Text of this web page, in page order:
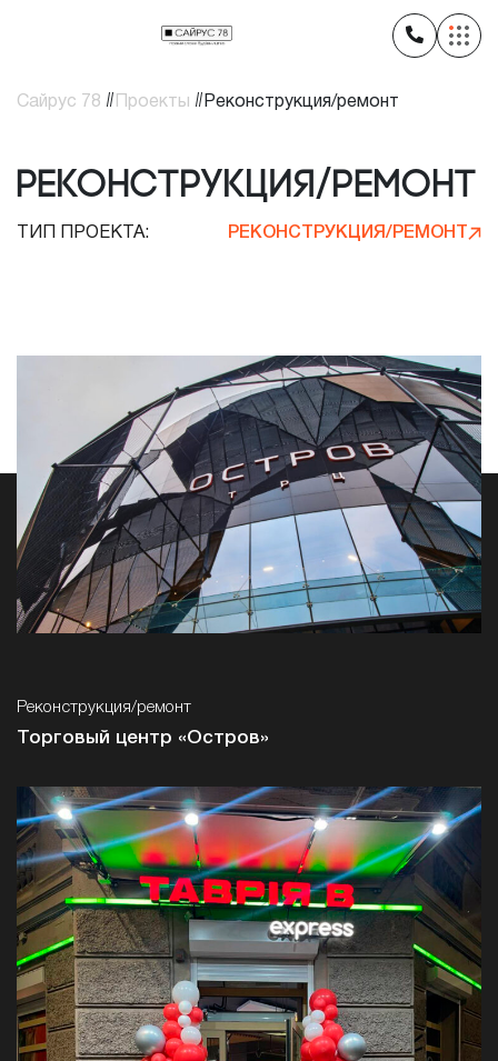
Сайрус 78 // Проекты // Реконструкция/ремонт
Реконструкция/ремонт
ТИП ПРОЕКТА: РЕКОНСТРУКЦИЯ/РЕМОНТ
Реконструкция/ремонт
Торговый центр «Остров»